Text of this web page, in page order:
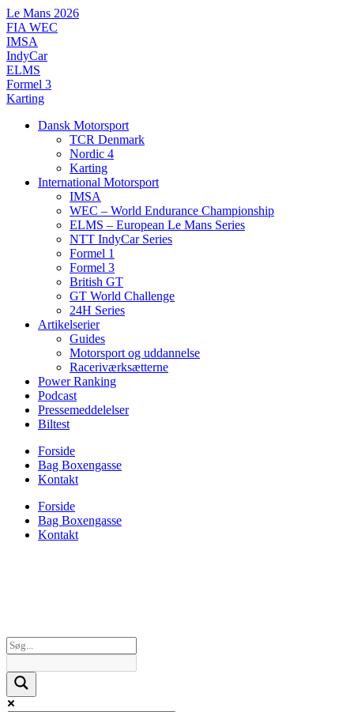
Videre
til
indhold
Le Mans 2026
FIA WEC
IMSA
IndyCar
ELMS
Formel 3
Karting
Dansk Motorsport
TCR Denmark
Nordic 4
Karting
International Motorsport
IMSA
WEC – World Endurance Championship
ELMS – European Le Mans Series
NTT IndyCar Series
Formel 1
Formel 3
British GT
GT World Challenge
24H Series
Artikelserier
Guides
Motorsport og uddannelse
Raceriværksætterne
Power Ranking
Podcast
Pressemeddelelser
Biltest
Forside
Bag Boxengasse
Kontakt
Forside
Bag Boxengasse
Kontakt